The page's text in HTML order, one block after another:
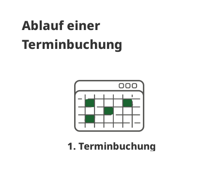
Ablauf einer
Terminbuchung
1. Terminbuchung